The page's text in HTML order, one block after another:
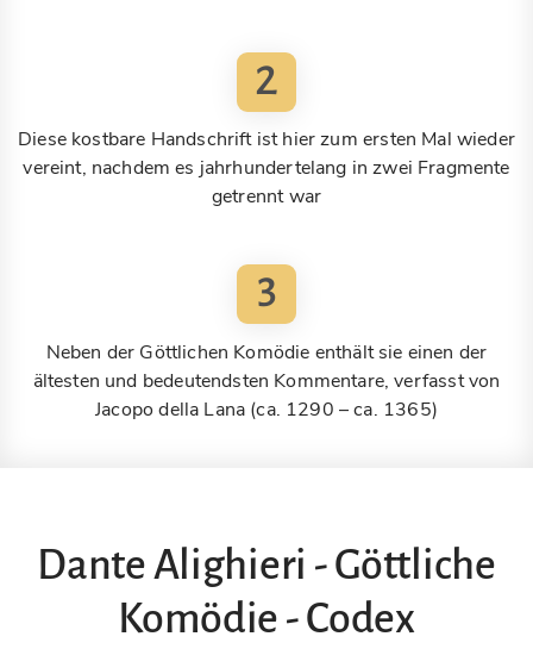
2
Diese kostbare Handschrift ist hier zum ersten Mal wieder
vereint, nachdem es jahrhundertelang in zwei Fragmente
getrennt war
3
Neben der Göttlichen Komödie enthält sie einen der
ältesten und bedeutendsten Kommentare, verfasst von
Jacopo della Lana (ca. 1290 – ca. 1365)
Dante Alighieri - Göttliche
Komödie - Codex